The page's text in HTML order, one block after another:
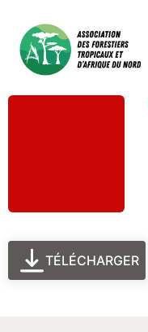
TÉLÉCHARGER